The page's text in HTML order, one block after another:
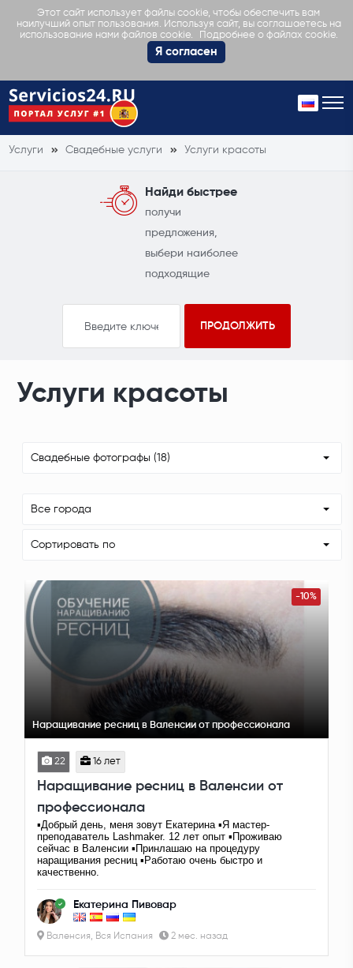
Этот сайт использует файлы cookie, чтобы обеспечить вам
наилучший опыт пользования. Используя сайт, вы соглашаетесь на
использование нами файлов cookie.
Подробнее о файлах cookie.
Я согласен
Услуги Свадебные услуги Услуги красоты
Найди быстрее
получи
предложения,
выбери наиболее
подходящие
Услуги красоты
Свадебные фотографы (18)
Все города
Сортировать по
-10%
Наращивание ресниц в Валенсии от профессионала
22 16 лет
Наращивание ресниц в Валенсии от
профессионала
▪️Добрый день, меня зовут Екатерина ▪️Я мастер-
преподаватель Lashmaker. 12 лет опыт ▪️Проживаю
сейчас в Валенсии ▪️Принлашаю на процедуру
наращивания ресниц ▪️Работаю очень быстро и
качественно.
Екатерина Пивовар
Валенсия, Вся Испания 2 мес. назад